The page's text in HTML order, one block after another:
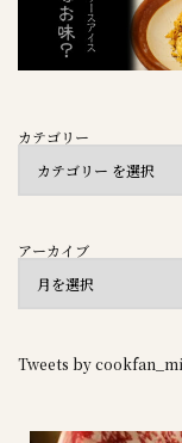
カテゴリー
アーカイブ
Tweets by